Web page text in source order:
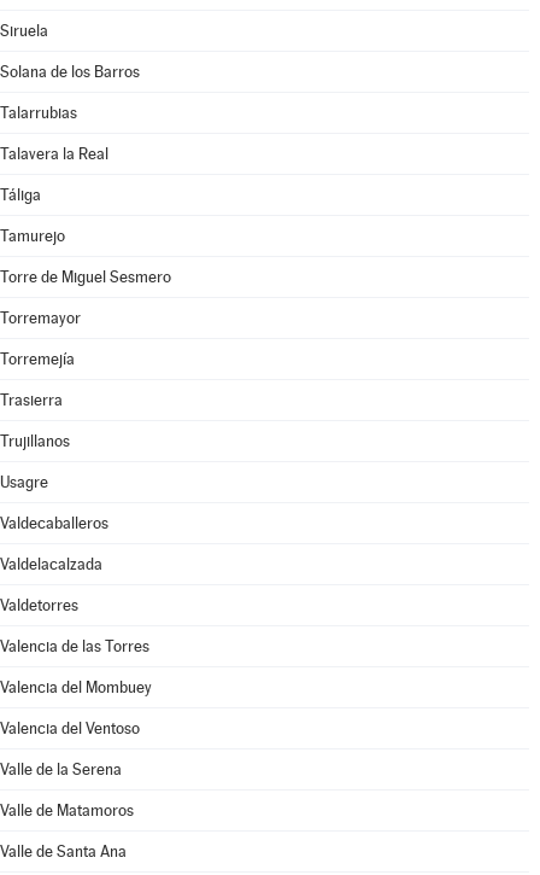
Siruela
Solana de los Barros
Talarrubias
Talavera la Real
Táliga
Tamurejo
Torre de Miguel Sesmero
Torremayor
Torremejía
Trasierra
Trujillanos
Usagre
Valdecaballeros
Valdelacalzada
Valdetorres
Valencia de las Torres
Valencia del Mombuey
Valencia del Ventoso
Valle de la Serena
Valle de Matamoros
Valle de Santa Ana